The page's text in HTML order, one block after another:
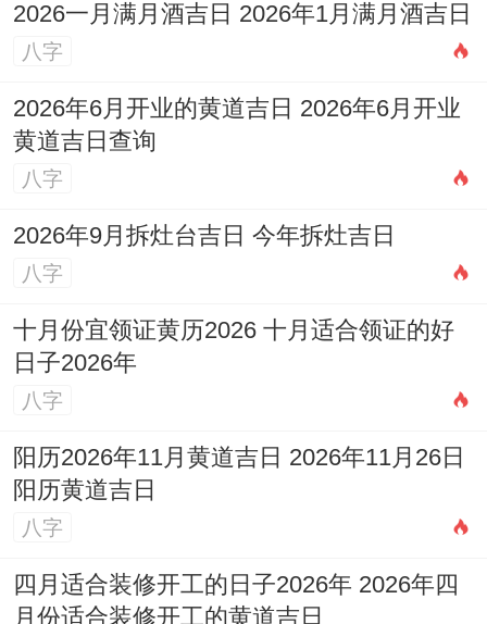
2026一月满月酒吉日 2026年1月满月酒吉日
八字
2026年6月开业的黄道吉日 2026年6月开业
黄道吉日查询
八字
2026年9月拆灶台吉日 今年拆灶吉日
八字
十月份宜领证黄历2026 十月适合领证的好
日子2026年
八字
阳历2026年11月黄道吉日 2026年11月26日
阳历黄道吉日
八字
四月适合装修开工的日子2026年 2026年四
月份适合装修开工的黄道吉日